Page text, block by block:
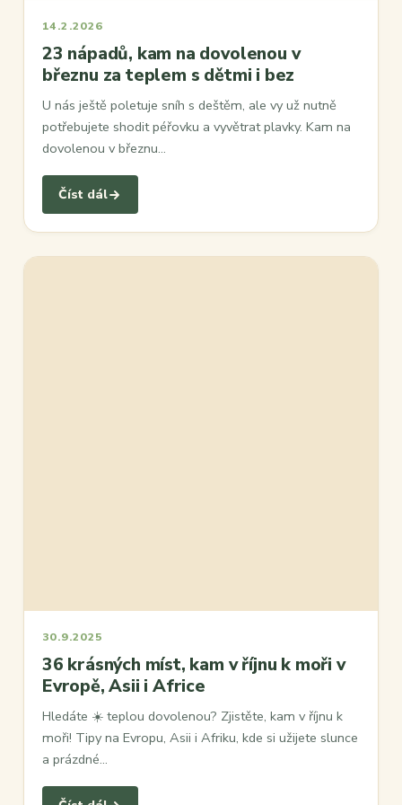
14.2.2026
23 nápadů, kam na dovolenou v
březnu za teplem s dětmi i bez
U nás ještě poletuje sníh s deštěm, ale vy už nutně
potřebujete shodit péřovku a vyvětrat plavky. Kam na
dovolenou v březnu…
Číst dál
30.9.2025
36 krásných míst, kam v říjnu k moři v
Evropě, Asii i Africe
Hledáte ☀️ teplou dovolenou? Zjistěte, kam v říjnu k
moři! Tipy na Evropu, Asii i Afriku, kde si užijete slunce
a prázdné…